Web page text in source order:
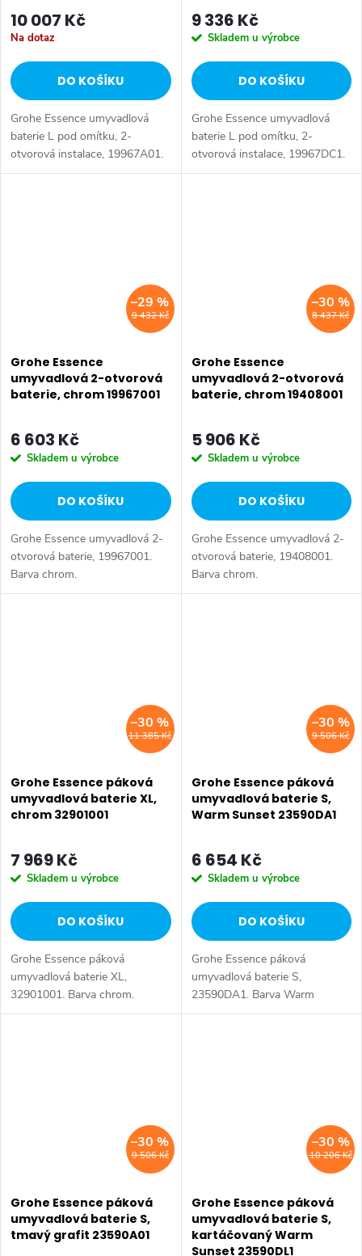
10 007 Kč
Na dotaz
DO KOŠÍKU
Grohe Essence umyvadlová
baterie L pod omítku, 2-
otvorová instalace, 19967A01.
Barva tmavý grafit.
9 336 Kč
Skladem u výrobce
DO KOŠÍKU
Grohe Essence umyvadlová
baterie L pod omítku, 2-
otvorová instalace, 19967DC1.
Barva supersteel.
9 432 Kč
–29 %
Grohe Essence
umyvadlová 2-otvorová
baterie, chrom 19967001
6 603 Kč
Skladem u výrobce
DO KOŠÍKU
Grohe Essence umyvadlová 2-
otvorová baterie, 19967001.
Barva chrom.
8 437 Kč
–30 %
Grohe Essence
umyvadlová 2-otvorová
baterie, chrom 19408001
5 906 Kč
Skladem u výrobce
DO KOŠÍKU
Grohe Essence umyvadlová 2-
otvorová baterie, 19408001.
Barva chrom.
11 385 Kč
–30 %
Grohe Essence páková
umyvadlová baterie XL,
chrom 32901001
7 969 Kč
Skladem u výrobce
DO KOŠÍKU
Grohe Essence páková
umyvadlová baterie XL,
32901001. Barva chrom.
9 506 Kč
–30 %
Grohe Essence páková
umyvadlová baterie S,
Warm Sunset 23590DA1
6 654 Kč
Skladem u výrobce
DO KOŠÍKU
Grohe Essence páková
umyvadlová baterie S,
23590DA1. Barva Warm
Sunset.
9 506 Kč
–30 %
Grohe Essence páková
umyvadlová baterie S,
tmavý grafit 23590A01
10 206 Kč
–30 %
Grohe Essence páková
umyvadlová baterie S,
kartáčovaný Warm
Sunset 23590DL1